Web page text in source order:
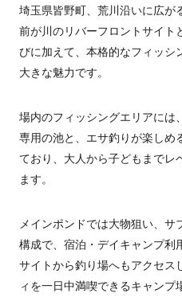
埼玉県皆野町、荒川沿いに広が
前が川のリバーフロントサイト
びに加えて、本格的なフィッシ
大きな魅力です。
場内のフィッシングエリアには
専用の池と、エサ釣りが楽しめ
ており、大人から子どもまでレ
ます。
メインポンドでは大物狙い、
構成で、宿泊・デイキャンプ利
サイトから釣り場へもアクセス
ィを一日中満喫できるキャンプ